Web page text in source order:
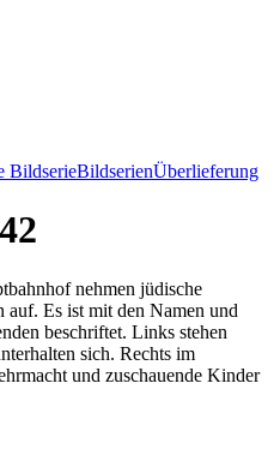
BildserieBildserienÜberlieferung
nehmen jüdische
Es ist mit den Namen und
beschriftet. Links stehen
sich. Rechts im
und zuschauende Kinder